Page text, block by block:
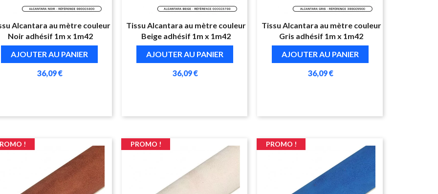
Alcantara au mètre couleur
Noir adhésif 1m x 1m42
AJOUTER AU PANIER
36,09 €
Tissu Alcantara au mètre couleur
Beige adhésif 1m x 1m42
AJOUTER AU PANIER
36,09 €
Tissu Alcantara au mètre couleur
Gris adhésif 1m x 1m42
AJOUTER AU PANIER
36,09 €
! PROMO ! PROMO !